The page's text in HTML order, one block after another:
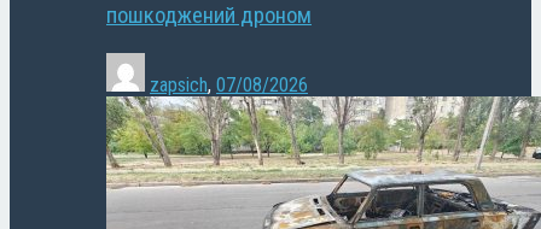
пошкоджений дроном
zapsich, 07/08/2026